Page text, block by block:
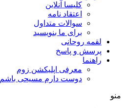
کلیسا آنلاین
اعتقاد نامه
سوالات متداول
برای ما بنویسید
لقمه روحانی
پرسش و پاسخ
راهنما
معرفی اپلیکشن زوم
دوست دارم مسیحی باشم
منو